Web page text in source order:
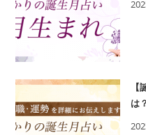
相
性
の
誕
生
日
は